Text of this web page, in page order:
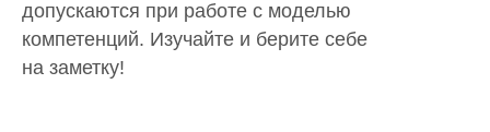
допускаются при работе с моделью
компетенций. Изучайте и берите себе
на заметку!